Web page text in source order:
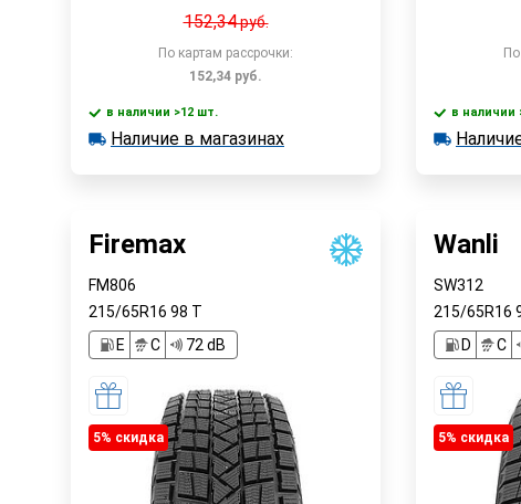
152,34руб.
По картам рассрочки:
152,34 руб.
В корзину
в наличии >12 шт.
в наличии >12 шт.
Наличие в магазинах в наличии >12
в наличии
Firemax
FM806
215/65R16 98 T
E
C 72 dB
5% cкидка
Wanli
SW312
215/65R16
D
C
5% cкидка